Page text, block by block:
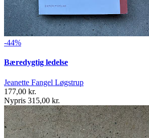
-44%
Bæredygtig ledelse
Jeanette Fangel Løgstrup
177,00 kr.
Nypris 315,00 kr.